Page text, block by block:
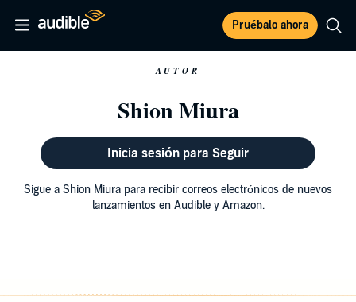
Pruébalo ahora
AUTOR
Shion Miura
Inicia sesión para Seguir
Sigue a Shion Miura para recibir correos electrónicos de nuevos
lanzamientos en Audible y Amazon.